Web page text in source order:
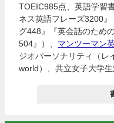
TOEIC985点、英語学習
ネス英語フレーズ3200
グ448』『英会話のため
504』）、 マンツーマン
ジオパーソナリティ（
world）、共立女子大学